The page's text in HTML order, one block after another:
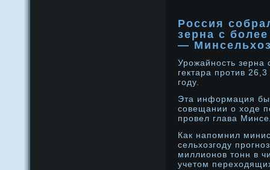
Россия
зерна с
—
Урοжайнοсть зерна
гектара прοтив
году.
Эта информация
сοвещании о ходе
прοвел глава
Как напомнил
сельхозгоду
миллионοв тонн в
учетом